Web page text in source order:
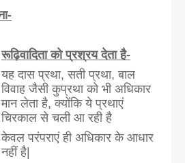
रूढ़िवादिता को प्रश्रय देता है-
यह दास प्रथा, सती प्रथा, बाल
विवाह जैसी कुप्रथा को भी अधिकार
मान लेता है, क्योंकि ये प्रथाएं
चिरकाल से चली आ रही है
केवल परंपराएं ही अधिकार के आधार
नहीं है|